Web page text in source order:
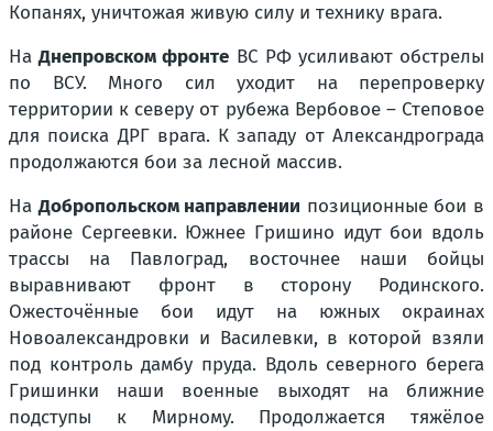
Копанях, уничтожая живую силу и технику врага.
НаДнепровском фронте ВС РФ усиливают обстрелы
по ВСУ. Много сил уходит на перепроверку
территории к северу от рубежа Вербовое – Степовое
для поиска ДРГ врага. К западу от Александрограда
продолжаются бои за лесной массив.
НаДобропольском направлении позиционные бои в
районе Сергеевки. Южнее Гришино идут бои вдоль
трассы на Павлоград, восточнее наши бойцы
выравнивают фронт в сторону Родинского.
Ожесточённые бои идут на южных окраинах
Новоалександровки и Василевки, в которой взяли
под контроль дамбу пруда. Вдоль северного берега
Гришинки наши военные выходят на ближние
подступы к Мирному. Продолжается тяжёлое